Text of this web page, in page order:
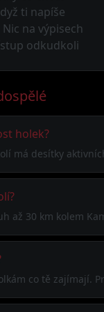
ti napíše
Nic na výpisech
odkudkoli
holek?
má desítky
až 30 km kolem
co tě zajímají.